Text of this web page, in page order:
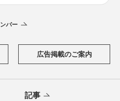
バー
広告掲載のご案内
記事